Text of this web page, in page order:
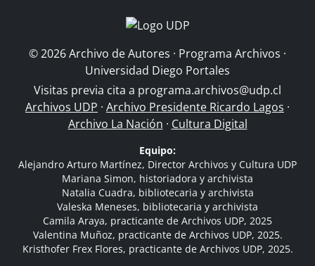
© 2026 Archivo de Autores · Programa Archivos ·
Universidad Diego Portales
Visitas previa cita a programa.archivos@udp.cl
Archivos UDP · Archivo Presidente Ricardo Lagos ·
Archivo La Nación · Cultura Digital
Equipo:
Alejandro Arturo Martínez, Director Archivos y Cultura UDP
Mariana Simon, historiadora y archivista
Natalia Cuadra, bibliotecaria y archivista
Valeska Meneses, bibliotecaria y archivista
Camila Araya, practicante de Archivos UDP, 2025
Valentina Muñoz, practicante de Archivos UDP, 2025.
Kristhofer Frex Flores, practicante de Archivos UDP, 2025.